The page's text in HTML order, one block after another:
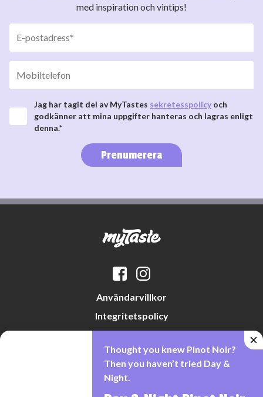
med inspiration och vintips!
Jag har tagit del av MyTastes sekretesspolicy och
godkänner att mina uppgifter hanteras och lagras enligt
denna.*
Prenumerera
Användarvillkor
Integritetspolicy
Cookiepolicy
Thought you knew Pinot Noir?
Then you haven’t tried Day &
Night.